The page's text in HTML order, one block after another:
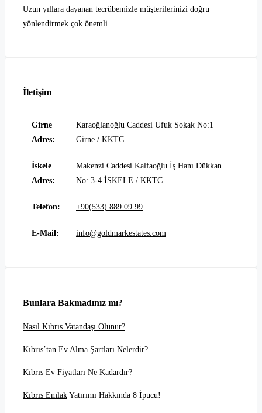
Uzun yıllara dayanan tecrübemizle müşterilerinizi doğru
yönlendirmek çok önemli.
İletişim
Girne
Adres:
Karaoğlanoğlu Caddesi Ufuk Sokak No:1
Girne / KKTC
İskele
Adres:
Makenzi Caddesi Kalfaoğlu İş Hanı Dükkan
No: 3-4 İSKELE / KKTC
Telefon: +90(533) 889 09 99
E-Mail: info@goldmarkestates.com
Bunlara Bakmadınız mı?
Nasıl Kıbrıs Vatandaşı Olunur?
Kıbrıs’tan Ev Alma Şartları Nelerdir?
Kıbrıs Ev Fiyatları Ne Kadardır?
Kıbrıs Emlak Yatırımı Hakkında 8 İpucu!